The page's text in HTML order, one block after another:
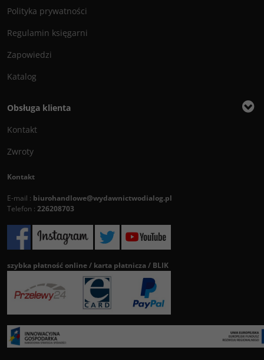
Polityka prywatności
Regulamin księgarni
Zapowiedzi
Katalog
Obsługa klienta
Kontakt
Zwroty
Kontakt
E-mail : biurohandlowe@wydawnictwodialog.pl
Telefon : 226208703
szybka płatność online / karta płatnicza / BLIK